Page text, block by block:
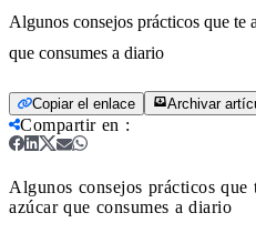
Algunos consejos prácticos que te
que consumes a diario
Copiar el enlace Archivar
Compartir en :
Algunos consejos prácticos que
azúcar que consumes a diario